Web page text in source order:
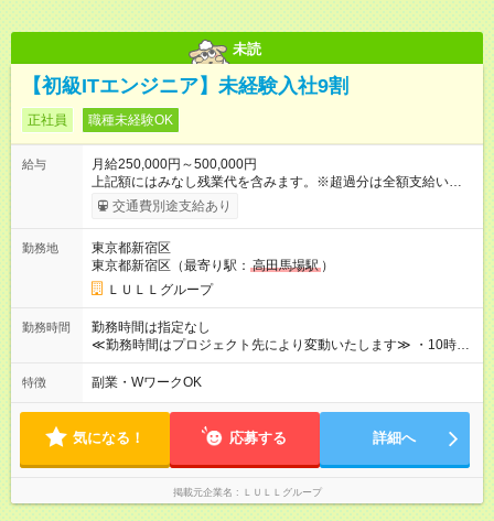
未読
【初級ITエンジニア】未経験入社9割
正社員 職種未経験OK
給与
月給250,000円～500,000円
上記額にはみなし残業代を含みます。※超過分は全額支給いたし
ます。 みなし残業代 21,675円／月 みなし残業時間 12時間／月 -
------------------------------------------------------- ≪経験者の方は以下と
万円～＋業績賞与＋交通費＋各種手当 ※固定残業代（30時間/6
万6，610円分）を含む。超過分は追加支給いたします 能力やス
キルを考慮し初任給を決定。経験者の方は前給考慮も可能で
す！ ◎昇給年1回（研修終了後） ◎賞与年2回（2月・8月）＋業
績賞与あり ◤スキルアップも、収入アップも。◢ 入社後の成長
や頑張りは、しっかり給与で還元しています。 実際にほぼ全員
上アップした社員も。 エンジニアへの還元率は業界高水準の
87％。 スキルを磨いた分だけ、収入アップも目指せる環境で
す！ 【試用期間】試用期間あり 試用期間の長さ：6ヶ月 ※ 雇用
形態と給与に、本採用時と異なる部分があります。 雇用形態：
中途採用（契約社員） 給与：月給 230,000円以上 上記額にはみ
なし残業代を含みます。※超過分は全額支給いたします。 みな
別途支給いたします ※研修期間中（最大12ヶ月間）も、試用期
交通費別途支給あり
勤務地
東京都新宿区
東京都新宿区（最寄り駅： 高田馬場駅 ）
ＬＵＬＬグループ
勤務時間
勤務時間は指定なし
≪勤務時間はプロジェクト先により変動いたします≫ ・10時00
分～19時00分（休憩1時間） ・9時00分～18時00分（休憩1時
間） ＼平日夜も、ちゃんと「自分時間」がつくれます／ 残業は
やサウナなど、 趣味の時間を楽しむ社員も多くいます◎
特徴 副業・WワークOK
気になる！ 応募する 詳細へ
掲載元企業名 ＬＵＬＬグループ